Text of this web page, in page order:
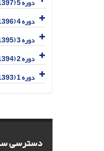
دوره 4 (1396)
دوره 3 (1395)
دوره 2 (1394)
دوره 1 (1393)
دسترسی